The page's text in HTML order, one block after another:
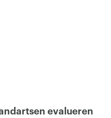
evalueren